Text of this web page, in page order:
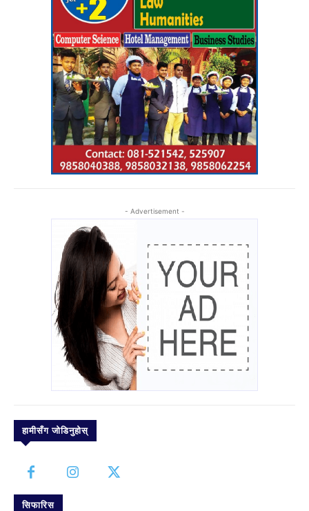
- Advertisement -
हामीसँग जोडिनुहोस्
सिफारिस